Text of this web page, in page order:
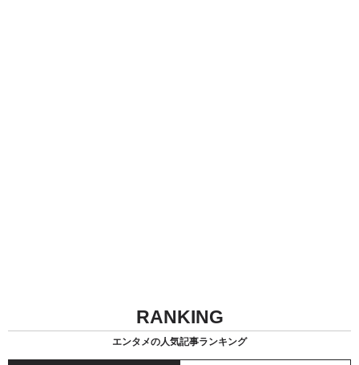
RANKING
エンタメの人気記事ランキング